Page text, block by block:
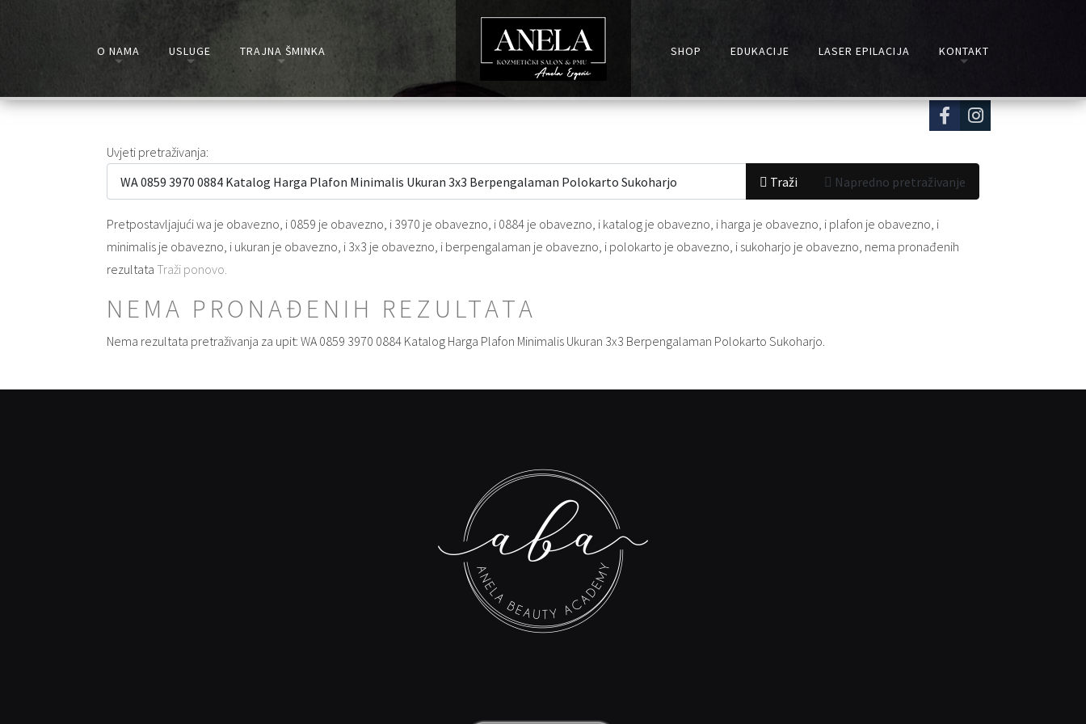
O NAMA USLUGE TRAJNA ŠMINKA SHOP EDUKACIJE LASER EPILACIJA KONTAKT
Obrazac za pretraživanje
Uvjeti pretraživanja:
Traži
Napredno pretraživanje
Pretpostavljajućiwa je obavezno, i 0859 je obavezno, i 3970 je obavezno, i 0884 je obavezno, i katalog je obavezno, i harga je obavezno, i plafon je obavezno, i
minimalis je obavezno, i ukuran je obavezno, i 3x3 je obavezno, i berpengalaman je obavezno, i polokarto je obavezno, i sukoharjo je obavezno, nema pronađenih
rezultata Traži ponovo.
NEMA PRONAĐENIH REZULTATA
Nema rezultata pretraživanja za upit: WA 0859 3970 0884 Katalog Harga Plafon Minimalis Ukuran 3x3 Berpengalaman Polokarto Sukoharjo.